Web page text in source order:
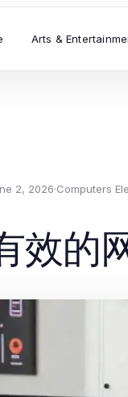
Arts &
2, 2026·Computers
效的